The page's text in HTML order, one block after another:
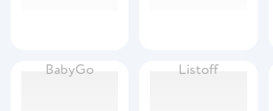
BabyGo Listoff